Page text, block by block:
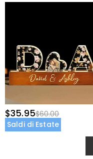
$35.95$60.00
Saldi di Estate